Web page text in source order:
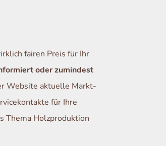
fairen Preis für Ihr
oder zumindest
Website aktuelle Markt-
für Ihre
Thema Holzproduktion